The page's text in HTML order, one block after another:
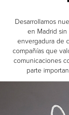
Desarrollamos
en Madrid
envergadura de
compañías que
comunicaciones
parte